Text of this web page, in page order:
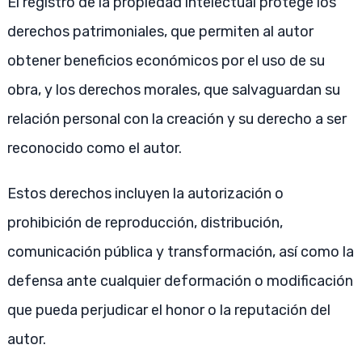
derechos patrimoniales, que permiten al autor
obtener beneficios económicos por el uso de su
obra, y los derechos morales, que salvaguardan su
relación personal con la creación y su derecho a ser
reconocido como el autor.
Estos derechos incluyen la autorización o
prohibición de reproducción, distribución,
comunicación pública y transformación, así como la
defensa ante cualquier deformación o modificación
que pueda perjudicar el honor o la reputación del
autor.